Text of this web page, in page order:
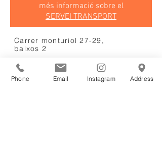
més informació sobre el
SERVEI TRANSPORT
Carrer monturiol 27-29,
baixos 2
08018,
Phone Email Instagram Address